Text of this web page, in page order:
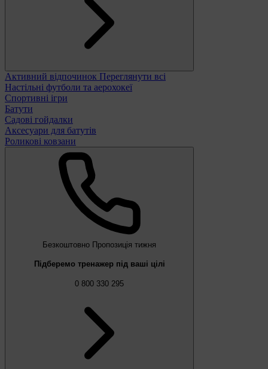
Активний відпочинок Переглянути всі
Настільні футболи та аерохокеї
Спортивні ігри
Батути
Садові гойдалки
Аксесуари для батутів
Роликові ковзани
Безкоштовно Пропозиція тижня
Підберемо тренажер під ваші цілі
0 800 330 295